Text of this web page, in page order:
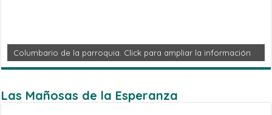
Columbario de la parroquia. Click para ampliar la información
Las Mañosas de la Esperanza